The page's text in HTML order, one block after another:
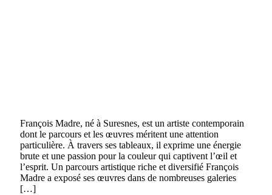
François Madre, né à Suresnes, est un artiste contemporain
dont le parcours et les œuvres méritent une attention
particulière. À travers ses tableaux, il exprime une énergie
brute et une passion pour la couleur qui captivent l’œil et
l’esprit. Un parcours artistique riche et diversifié François
Madre a exposé ses œuvres dans de nombreuses galeries
[…]